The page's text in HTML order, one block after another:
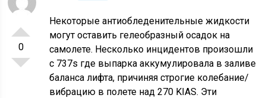
0
Некоторые антиобледенительные жидкости
могут оставить гелеобразный осадок на
самолете. Несколько инцидентов произошли
с 737s где выпарка аккумулировала в заливе
баланса лифта, причиняя строгие колебание/
вибрацию в полете над 270 KIAS. Эти